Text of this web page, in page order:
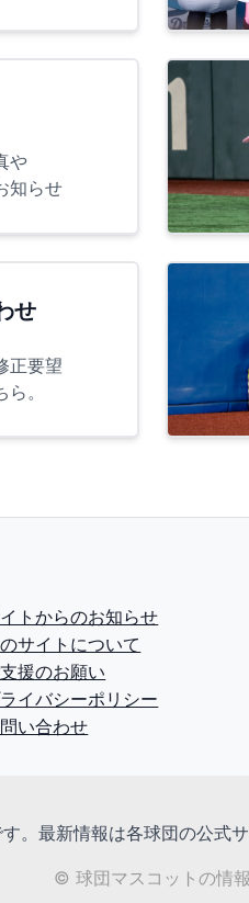
や
知らせ
せ
正要望
。
トからのお知らせ
サイトについて
援のお願い
イバシーポリシー
い合わせ
。最新情報は各球団の公式
© 球団マスコットの情報